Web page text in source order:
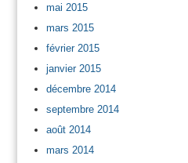
mai 2015
mars 2015
février 2015
janvier 2015
décembre 2014
septembre 2014
août 2014
mars 2014